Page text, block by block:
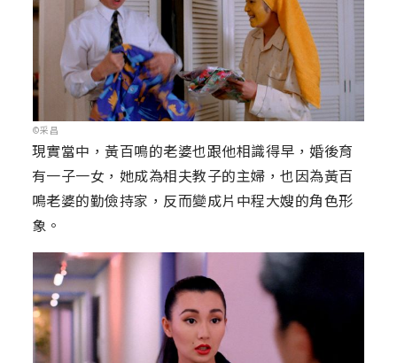
©采昌
現實當中，黃百鳴的老婆也跟他相識得早，婚後育
有一子一女，她成為相夫教子的主婦，也因為黃百
鳴老婆的勤儉持家，反而變成片中程大嫂的角色形
象。